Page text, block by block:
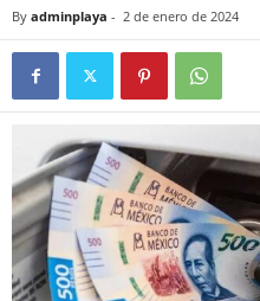
By adminplaya - 2 de enero de 2024